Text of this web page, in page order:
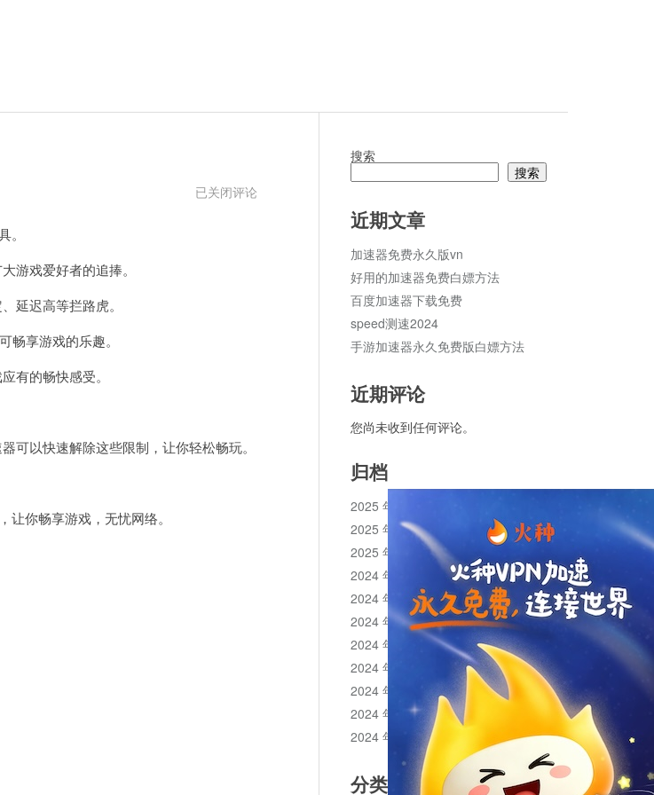
小
已关闭评论
戏爱好者的追捧。
迟高等拦路虎。
享游戏的乐趣。
有的畅快感受。
以快速解除这些限制，让你轻松畅玩。
你畅享游戏，无忧网络。
搜索
搜索
近期文章
加速器免费永久版vn
好用的加速器免费白嫖方法
百度加速器下载免费
speed测速2024
手游加速器永久免费版白嫖方法
近期评论
您尚未收到任何评论。
归档
2025 年 11 月
2025 年 10 月
2025 年 1 月
2024 年 12 月
2024 年 11 月
2024 年 10 月
2024 年 9 月
2024 年 8 月
2024 年 7 月
2024 年 6 月
2024 年 5 月
分类目录